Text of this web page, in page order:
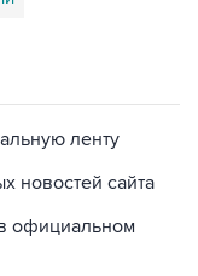
ленту
новостей сайта
официальном